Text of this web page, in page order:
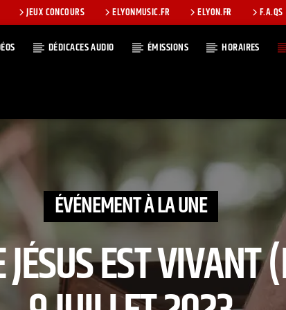
JEUX CONCOURS ELYONMUSIC.FR ELYON.FR F.A.QS
DÉDICACES AUDIO ÉMISSIONS HORAIRES
ÉVÉNEMENT À LA UNE
JÉSUS EST